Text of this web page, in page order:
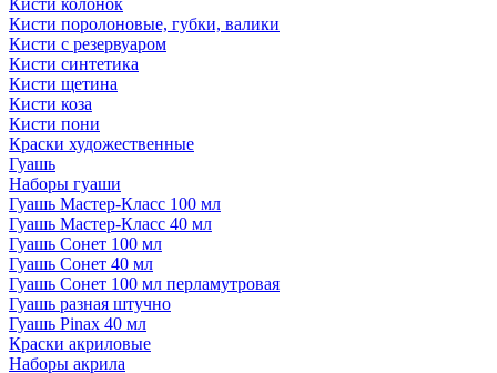
Кисти колонок
Кисти поролоновые, губки, валики
Кисти с резервуаром
Кисти синтетика
Кисти щетина
Кисти коза
Кисти пони
Краски художественные
Гуашь
Наборы гуаши
Гуашь Мастер-Класс 100 мл
Гуашь Мастер-Класс 40 мл
Гуашь Сонет 100 мл
Гуашь Сонет 40 мл
Гуашь Сонет 100 мл перламутровая
Гуашь разная штучно
Гуашь Pinax 40 мл
Краски акриловые
Наборы акрила